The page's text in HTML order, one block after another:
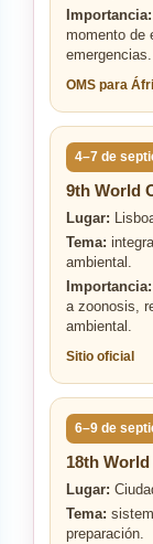
Importancia:
momento de
emergencias.
OMS para
4–7 de
9th World
Lugar:
Tema:
ambiental.
Importancia:
a zoonosis,
ambiental.
Sitio oficial
6–9 de
18th
Lugar:
Tema:
preparación.